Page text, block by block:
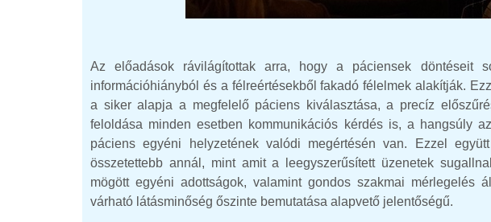
Az előadások rávilágítottak arra, hogy a páciensek döntéseit
információhiányból és a félreértésekből fakadó félelmek alakítják.
a siker alapja a megfelelő páciens kiválasztása, a precíz
feloldása minden esetben kommunikációs kérdés is, a hangsúly
páciens egyéni helyzetének valódi megértésén van. Ezzel
összetettebb annál, mint amit a leegyszerűsített üzenetek
mögött egyéni adottságok, valamint gondos szakmai mérlegelés
várható látásminőség őszinte bemutatása alapvető jelentőségű.